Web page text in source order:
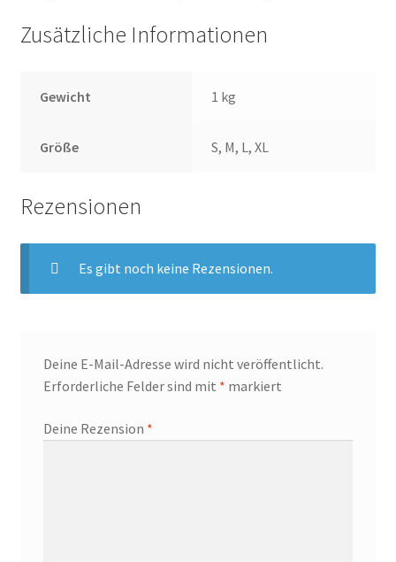
Zusätzliche Informationen
Gewicht 1 kg
Größe S, M, L, XL
Rezensionen
Es gibt noch keine Rezensionen.
Deine E-Mail-Adresse wird nicht veröffentlicht.
Erforderliche Felder sind mit * markiert
Deine Rezension *